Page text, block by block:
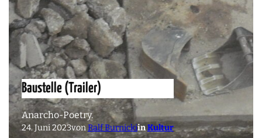
Baustelle (Trailer)
Anarcho-Poetry.
24. Juni 2023vonRalf BurnickiinKultur